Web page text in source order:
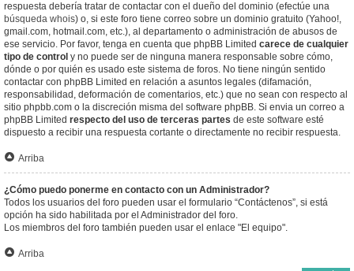
respuesta debería tratar de contactar con el dueño del dominio (efectúe una
búsqueda whois) o, si este foro tiene correo sobre un dominio gratuito (Yahoo!,
gmail.com, hotmail.com, etc.), al departamento o administración de abusos de
ese servicio. Por favor, tenga en cuenta que phpBB Limited carece de cualquier
tipo de control y no puede ser de ninguna manera responsable sobre cómo,
dónde o por quién es usado este sistema de foros. No tiene ningún sentido
contactar con phpBB Limited en relación a asuntos legales (difamación,
responsabilidad, deformación de comentarios, etc.) que no sean con respecto al
sitio phpbb.com o la discreción misma del software phpBB. Si envia un correo a
phpBB Limited respecto del uso de terceras partes de este software esté
dispuesto a recibir una respuesta cortante o directamente no recibir respuesta.
Arriba
¿Cómo puedo ponerme en contacto con un Administrador?
Todos los usuarios del foro pueden usar el formulario “Contáctenos”, si está
opción ha sido habilitada por el Administrador del foro.
Los miembros del foro también pueden usar el enlace "El equipo".
Arriba